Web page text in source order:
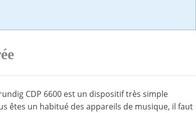
CDP 6600 est un dispositif très simple
êtes un habitué des appareils de musique, il faut